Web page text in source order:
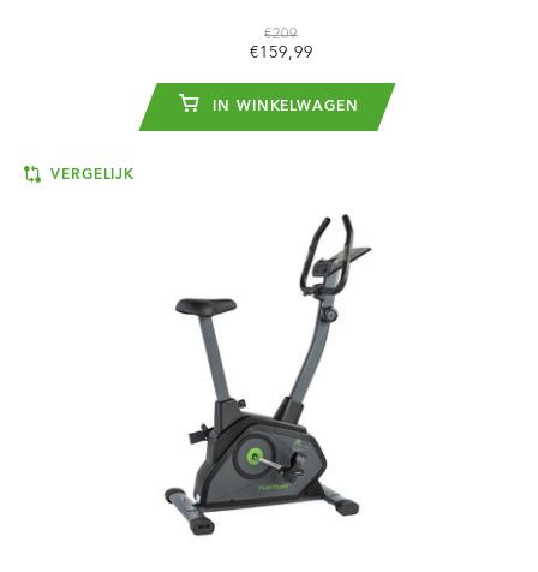
€209
€159,99
IN WINKELWAGEN
VERGELIJK